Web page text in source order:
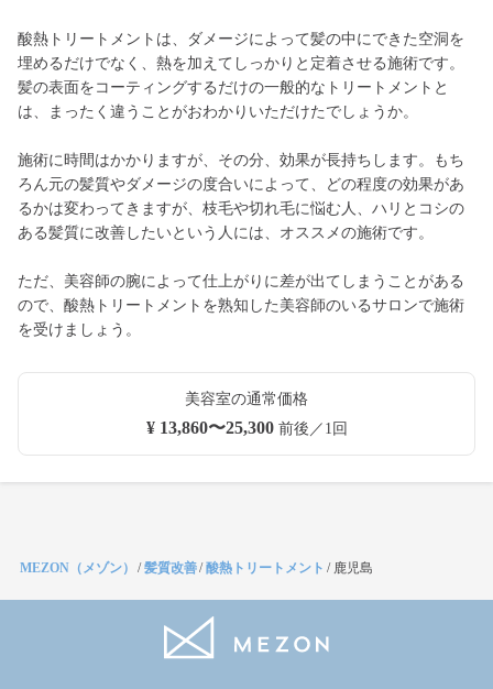
酸熱トリートメントは、ダメージによって髪の中にできた空洞を
埋めるだけでなく、熱を加えてしっかりと定着させる施術です。
髪の表面をコーティングするだけの一般的なトリートメントと
は、まったく違うことがおわかりいただけたでしょうか。
施術に時間はかかりますが、その分、効果が長持ちします。もち
ろん元の髪質やダメージの度合いによって、どの程度の効果があ
るかは変わってきますが、枝毛や切れ毛に悩む人、ハリとコシの
ある髪質に改善したいという人には、オススメの施術です。
ただ、美容師の腕によって仕上がりに差が出てしまうことがある
ので、酸熱トリートメントを熟知した美容師のいるサロンで施術
を受けましょう。
美容室の通常価格
¥ 13,860〜25,300前後／1回
MEZON（メゾン） /髪質改善/酸熱トリートメント / 鹿児島